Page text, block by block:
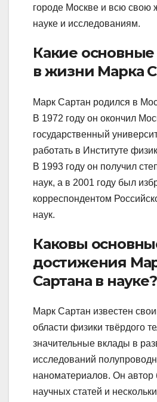
городе Москве и всю свою
науке и исследованиям.
Какие
в жизни Марка
Марк Сартан родился в
В 1972 году он окончил
государственный
работать в Институте
В 1993 году он получил
наук, а в 2001 году был
корреспондентом
наук.
Каковы
достижения
Сартана в науке?
Марк Сартан известен
области физики твёрдого
значительные вклады в
исследований
наноматериалов. Он автор
научных статей и